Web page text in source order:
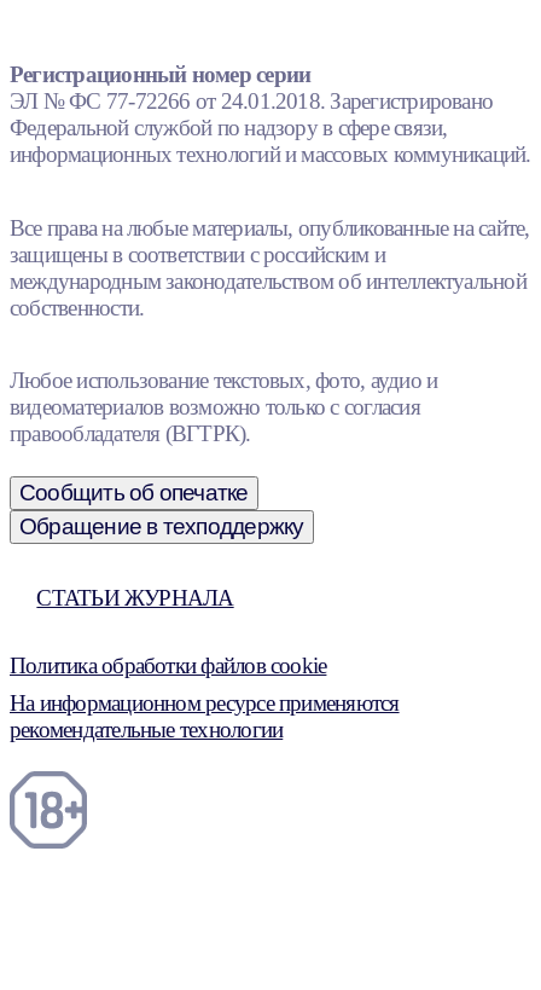
Регистрационный номер серии
ЭЛ № ФС 77-72266 от 24.01.2018. Зарегистрировано
Федеральной службой по надзору в сфере связи,
информационных технологий и массовых коммуникаций.
Все права на любые материалы, опубликованные на сайте,
защищены в соответствии с российским и
международным законодательством об интеллектуальной
собственности.
Любое использование текстовых, фото, аудио и
видеоматериалов возможно только с согласия
правообладателя (ВГТРК).
Сообщить об опечатке
Обращение в техподдержку
СТАТЬИ ЖУРНАЛА
Политика обработки файлов cookie
На информационном ресурсе применяются
рекомендательные технологии